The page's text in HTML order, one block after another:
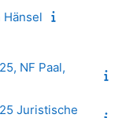
NF Paal,
Juristische